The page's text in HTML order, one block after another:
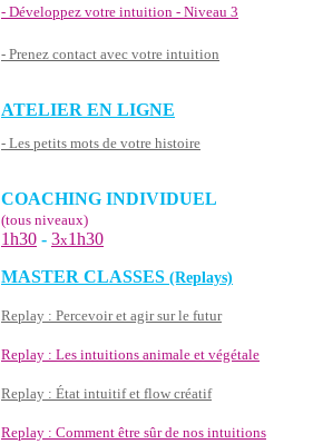
- Développez votre intuition - Niveau 3
- Prenez contact avec votre intuition
ATELIER EN LIGNE
- Les petits mots de votre histoire
COACHING INDIVIDUEL
(tous niveaux)
1h30 - 3x1h30
MASTER CLASSES (Replays)
Replay : Percevoir et agir sur le futur
Replay : Les intuitions animale et végétale
Replay : État intuitif et flow créatif
Replay : Comment être sûr de nos intuitions